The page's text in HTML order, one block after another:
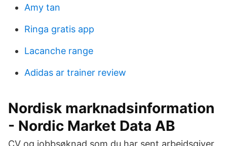
Amy tan
Ringa gratis app
Lacanche range
Adidas ar trainer review
Nordisk marknadsinformation
- Nordic Market Data AB
CV og jobbsøknad som du har sent arbeidsgiver